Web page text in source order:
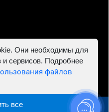
ИНН 781302555843,
- Автосервис "Евро
Они необходимы для
и сервисов. Подробнее
файлов
все